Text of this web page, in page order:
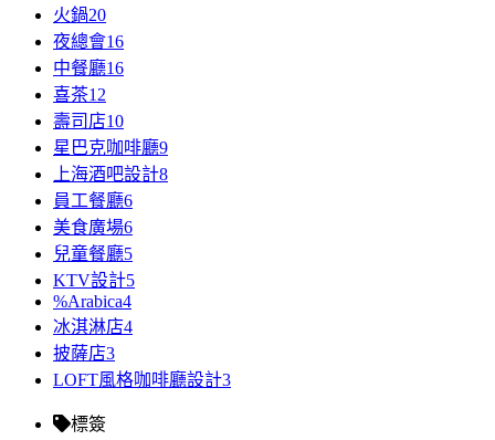
火鍋20
夜總會16
中餐廳16
喜茶12
壽司店10
星巴克咖啡廳9
上海酒吧設計8
員工餐廳6
美食廣場6
兒童餐廳5
KTV設計5
%Arabica4
冰淇淋店4
披薩店3
LOFT風格咖啡廳設計3
標簽